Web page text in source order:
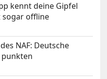
kennt deine Gipfel
offline
NAF: Deutsche